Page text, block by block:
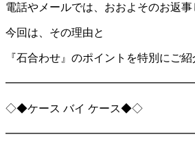
電話やメールでは、おおよそのお返事
今回は、その理由と
『石合わせ』のポイントを特別にご紹
◇◆ケース バイ ケース◆◇